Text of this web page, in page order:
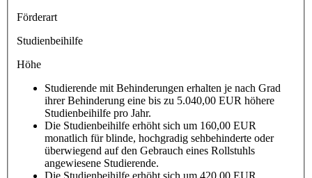
Förderart
Studienbeihilfe
Höhe
Studierende mit Behinderungen erhalten je nach Grad
ihrer Behinderung eine bis zu 5.040,00 EUR höhere
Studienbeihilfe pro Jahr.
Die Studienbeihilfe erhöht sich um 160,00 EUR
monatlich für blinde, hochgradig sehbehinderte oder
überwiegend auf den Gebrauch eines Rollstuhls
angewiesene Studierende.
Die Studienbeihilfe erhöht sich um 420,00 EUR